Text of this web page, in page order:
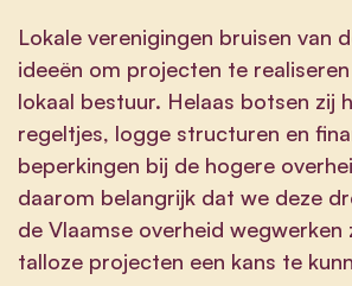
Lokale verenigingen bruisen van
ideeën om projecten te
lokaal bestuur. Helaas botsen zij
regeltjes, logge structuren en
beperkingen bij de hogere
daarom belangrijk dat we deze
de Vlaamse overheid wegwerken
talloze projecten een kans te